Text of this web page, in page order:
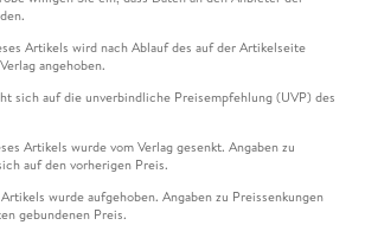
Artikels wird nach Ablauf des auf der Artikelseite
angehoben.
sich auf die unverbindliche Preisempfehlung (UVP) des
Artikels wurde vom Verlag gesenkt. Angaben zu
auf den vorherigen Preis.
wurde aufgehoben. Angaben zu Preissenkungen
gebundenen Preis.